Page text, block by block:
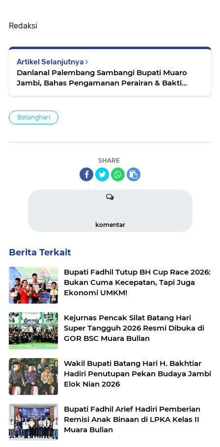
Redaksi
Artikel Selanjutnya
Danlanal Palembang Sambangi Bupati Muaro
Jambi, Bahas Pengamanan Perairan & Bakti
Batanghari
SHARE
komentar
Berita Terkait
Bupati Fadhil Tutup BH Cup Race 2026:
Bukan Cuma Kecepatan, Tapi Juga
Ekonomi UMKM!
Kejurnas Pencak Silat Batang Hari
Super Tangguh 2026 Resmi Dibuka di
GOR BSC Muara Bulian
Wakil Bupati Batang Hari H. Bakhtiar
Hadiri Penutupan Pekan Budaya Jambi
Elok Nian 2026
Bupati Fadhil Arief Hadiri Pemberian
Remisi Anak Binaan di LPKA Kelas II
Muara Bulian